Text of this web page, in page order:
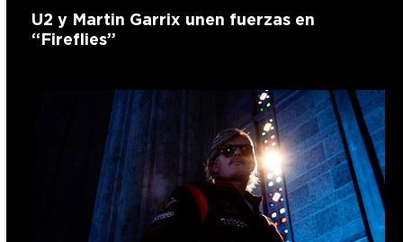
U2 y Martin Garrix unen fuerzas en
“Fireflies”